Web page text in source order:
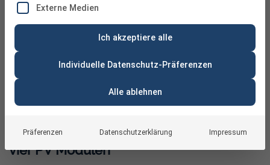
BasicPVence Solarzaun 1,25 x 7,4 m mit
vier PV Modulen
Externe Medien
Ich akzeptiere alle
Individuelle Datenschutz-Präferenzen
Alle ablehnen
Präferenzen Datenschutzerklärung Impressum